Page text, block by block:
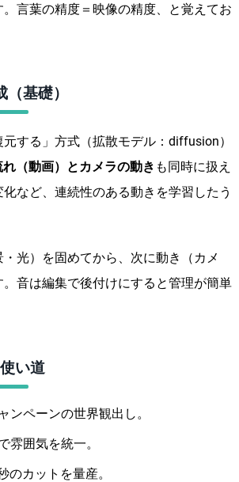
言葉の精度＝映像の精度、と覚えてお
基礎）
する」方式（拡散モデル：diffusion）
（動画）とカメラの動き も同時に扱え
など、連続性のある動きを学習したう
光）を固めてから、次に動き（カメ
音は編集で後付けにすると管理が簡単
い道
ンペーンの世界観出し。
雰囲気を統一。
のカットを量産。